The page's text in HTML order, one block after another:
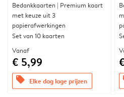
Bedankkaarten | Premium kaart
met keuze uit 3
papierafwerkingen
Set van 10 kaarten
Vanaf
€ 5,99
offers Elke dag lage prijzen